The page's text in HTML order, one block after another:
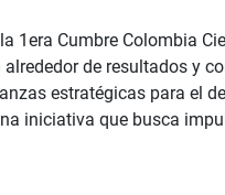
1era Cumbre Colombia
de resultados y
estratégicas para el
iniciativa que busca